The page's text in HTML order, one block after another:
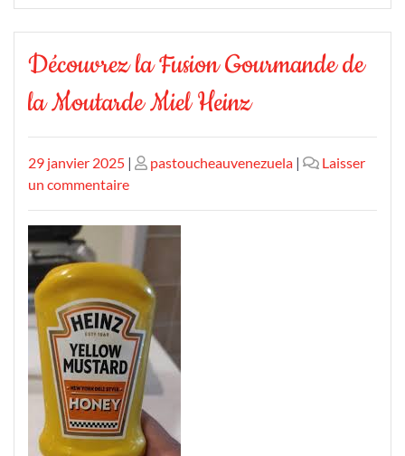
Découvrez la Fusion Gourmande de
la Moutarde Miel Heinz
Publié
le
29 janvier 2025 | Publié
pastoucheauvenezuela |
Laisser
un commentairesur
la
Gourmande
de
la
Moutarde
Miel
Heinz